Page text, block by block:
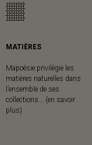
MATIÈRES
Mapoésie privilégie les
matières naturelles dans
l’ensemble de ses
collections... (en savoir
plus)